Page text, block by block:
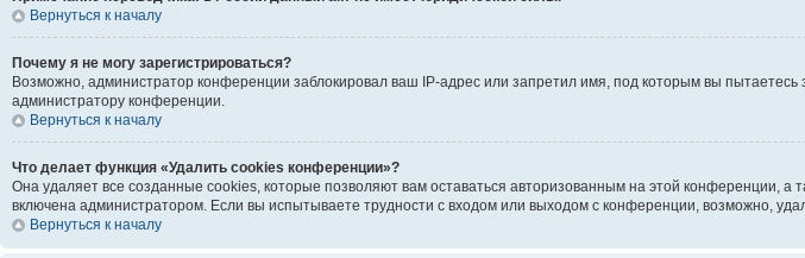
Вернуться к началу
Почему я не могу зарегистрироваться?
Возможно, администратор конференции заблокировал ваш IP-адрес или запретил имя, под которым вы
администратору конференции.
Вернуться к началу
Что делает функция «Удалить cookies конференции»?
Она удаляет все созданные cookies, которые позволяют вам оставаться авторизованным на этой конференции,
включена администратором. Если вы испытываете трудности с входом или выходом с конференции, возможно,
Вернуться к началу